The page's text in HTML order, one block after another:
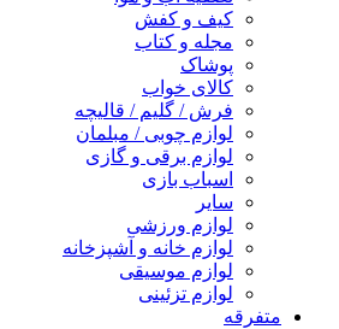
کیف و کفش
مجله و کتاب
پوشاک
کالای خواب
فرش / گلیم / قالیچه
لوازم چوبی / مبلمان
لوازم برقی و گازی
اسباب بازی
سایر
لوازم ورزشی
لوازم خانه و آشپزخانه
لوازم موسیقی
لوازم تزئینی
متفرقه